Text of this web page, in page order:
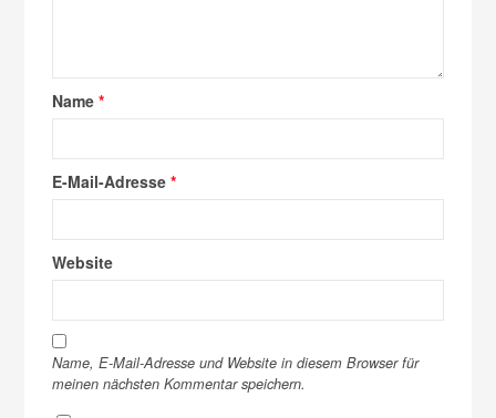
Name*
E-Mail-Adresse*
Website
Name, E-Mail-Adresse und Website in diesem Browser für
meinen nächsten Kommentar speichern.